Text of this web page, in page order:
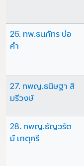
26. ทพ.ธนภัทร บ่อ
คำ
27. ทพญ.ธนิษฐา สิ
มรีวงษ์
28. ทพญ.ธัญวรัต
ม์ เกตุศรี